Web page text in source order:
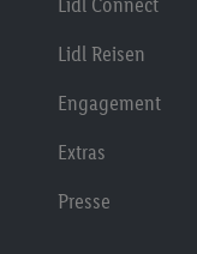
Lidl Reisen
Engagement
Extras
Presse